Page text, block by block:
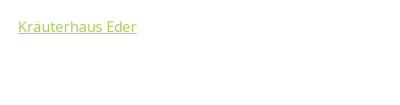
Kräuterhaus Eder